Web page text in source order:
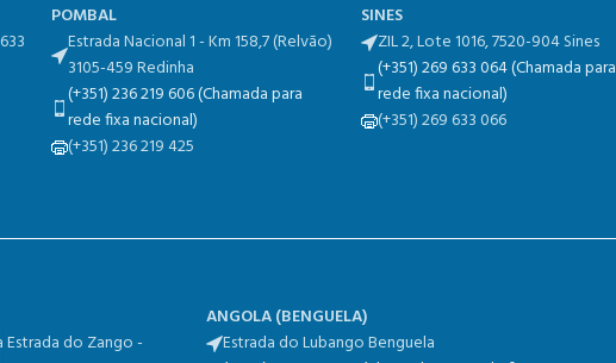
POMBAL
Estrada Nacional 1 - Km 158,7​ (Relvão)​
3105-459 Redinha
(+351) 236 219 606 (Chamada para
rede fixa nacional)
(+351) 236 219 425
SINES
ZIL 2, Lote 1016​, 7520-904 Sines
(+351) 269 633 064 (Chamada para
rede fixa nacional)
(+351) 269 633 066
Estrada do Zango -
ANGOLA (BENGUELA)
Estrada do Lubango Benguela